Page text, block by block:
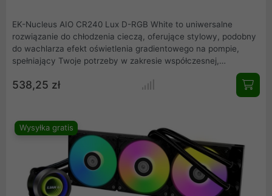
EK-Nucleus AIO CR240 Lux D-RGB White to uniwersalne
rozwiązanie do chłodzenia cieczą, oferujące stylowy, podobny
do wachlarza efekt oświetlenia gradientowego na pompie,
spełniający Twoje potrzeby w zakresie współczesnej,
adresowalnej estetyki RGB z wszechstronną bielą schemat
kolorów. Został zaprojektowany tak, aby pasował do
najpopularniejszych białych obudów dostępnych obecnie na
wentylatorami oraz wąski radiator o średnicy 240 mm.
Kompatybilny z większością nowoczesnych procesorów, jest
również gotowy na gniazdo Intel nowej generacji.
538,25 zł
Wysyłka gratis